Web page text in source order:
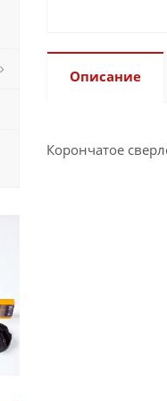
Описание
Корончатое